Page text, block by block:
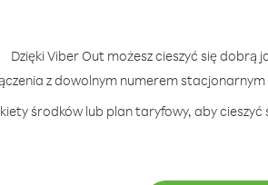
Dzięki Viber Out możesz cieszyć się
z dowolnym numerem
środków lub plan taryfowy, aby